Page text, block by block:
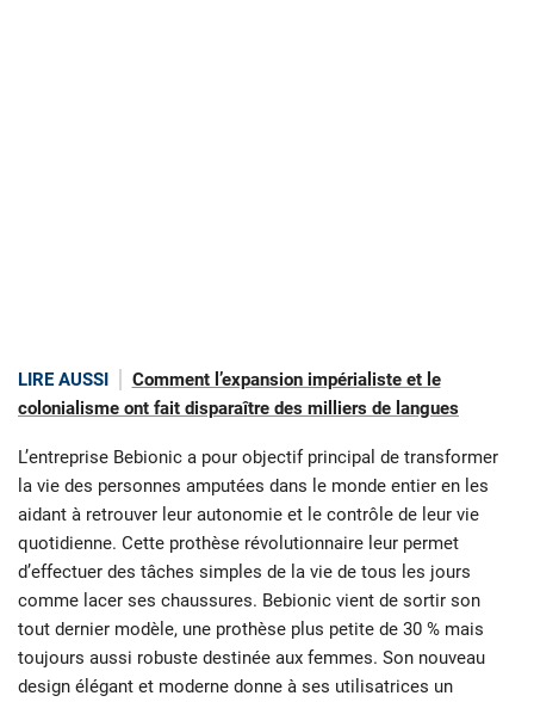
LIRE AUSSI
Comment l’expansion impérialiste et le
colonialisme ont fait disparaître des milliers de langues
L’entreprise Bebionic a pour objectif principal de transformer
la vie des personnes amputées dans le monde entier en les
aidant à retrouver leur autonomie et le contrôle de leur vie
quotidienne. Cette prothèse révolutionnaire leur permet
d’effectuer des tâches simples de la vie de tous les jours
comme lacer ses chaussures. Bebionic vient de sortir son
tout dernier modèle, une prothèse plus petite de 30 % mais
toujours aussi robuste destinée aux femmes. Son nouveau
design élégant et moderne donne à ses utilisatrices un